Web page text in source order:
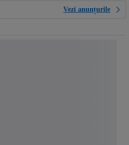
Vezi anunțurile